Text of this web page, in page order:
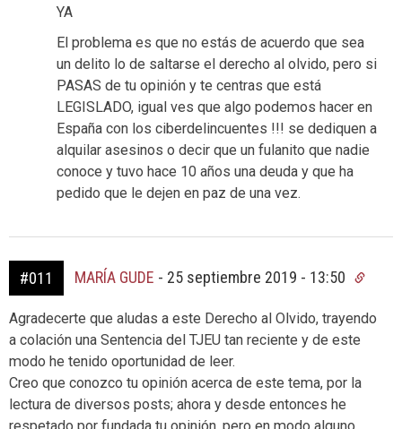
YA
El problema es que no estás de acuerdo que sea
un delito lo de saltarse el derecho al olvido, pero si
PASAS de tu opinión y te centras que está
LEGISLADO, igual ves que algo podemos hacer en
España con los ciberdelincuentes !!! se dediquen a
alquilar asesinos o decir que un fulanito que nadie
conoce y tuvo hace 10 años una deuda y que ha
pedido que le dejen en paz de una vez.
#011 MARÍA GUDE - 25 septiembre 2019 - 13:50
Agradecerte que aludas a este Derecho al Olvido, trayendo
a colación una Sentencia del TJEU tan reciente y de este
modo he tenido oportunidad de leer.
Creo que conozco tu opinión acerca de este tema, por la
lectura de diversos posts; ahora y desde entonces he
respetado por fundada tu opinión, pero en modo alguno